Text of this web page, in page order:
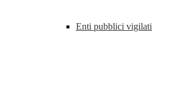
Enti pubblici vigilati